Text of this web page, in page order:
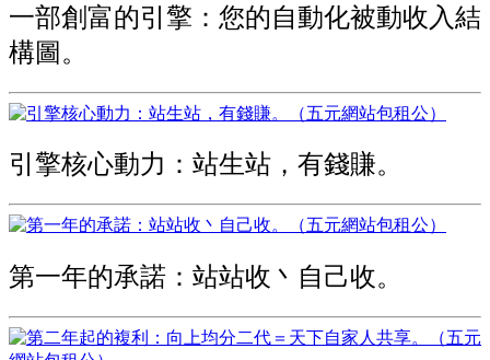
一部創富的引擎：您的自動化被動收入結
構圖。
引擎核心動力：站生站，有錢賺。
第一年的承諾：站站收丶自己收。